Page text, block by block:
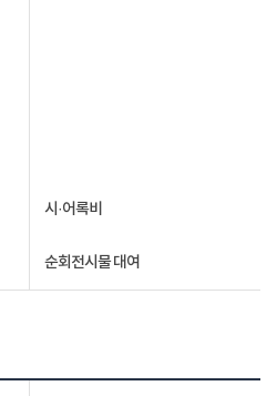
시·어록비
순회전시물 대여